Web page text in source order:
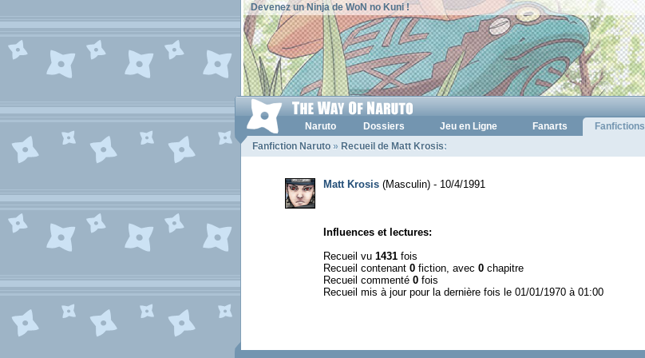
Devenez un Ninja de WoN no Kuni !
Naruto Dossiers Jeu en Ligne Fanarts
Fanfictions
Fanfiction Naruto » Recueil de Matt Krosis:
Matt Krosis (Masculin) - 10/4/1991
Influences et lectures:
Recueil vu 1431 fois
Recueil contenant 0 fiction, avec 0 chapitre
Recueil commenté 0 fois
Recueil mis à jour pour la dernière fois le 01/01/1970 à 01:00